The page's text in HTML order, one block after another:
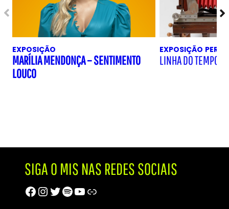
EXPOSIÇÃO
MARÍLIA MENDONÇA – SENTIMENTO
LOUCO
EXPOSIÇÃO
LINHA DO TEMPO
SIGA O MIS NAS REDES SOCIAIS
Facebook
Instagram
Twitter
Spotify
Youtube
Trip Advisor